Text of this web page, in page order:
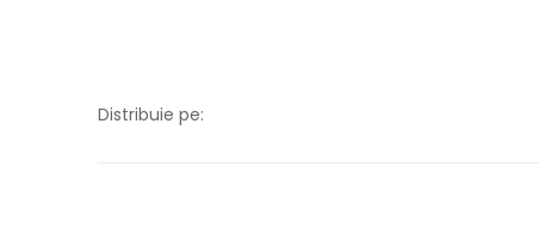
Distribuie pe: